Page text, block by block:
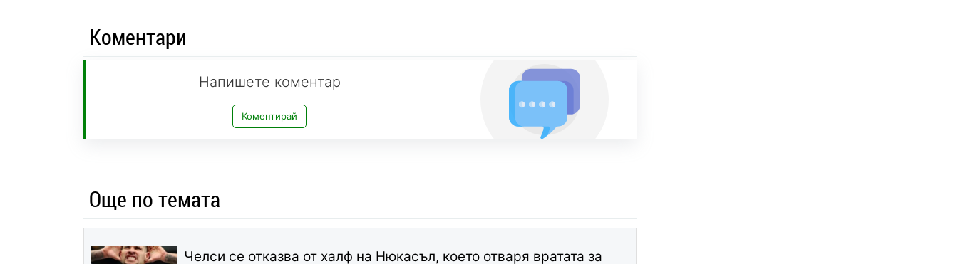
Коментари
Напишете коментар
Коментирай
Още по темата
Челси се отказва от халф на Нюкасъл, което отваря вратата за